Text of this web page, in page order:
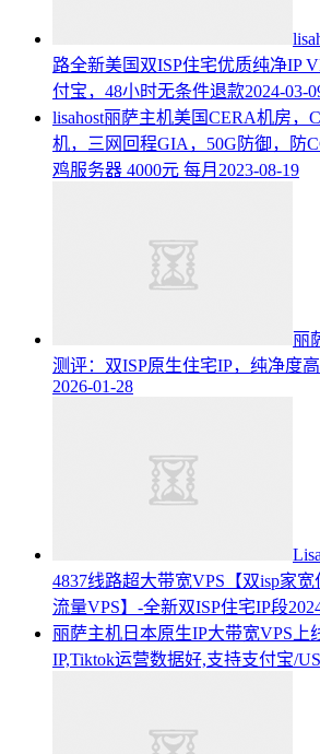
路全新美国双ISP住宅优质纯净IP
付宝，48小时无条件退款2024-03-
lisahost丽萨主机美国CERA机房，
机，三网回程GIA，50G防御，防
鸡服务器 4000元 每月 2023-08-19
丽
测评：双ISP原生住宅IP，纯净度
2026-01-28
4837线路超大带宽VPS【双isp家
流量VPS】-全新双ISP住宅IP段
丽萨主机日本原生IP大带宽VPS上
IP,Tiktok运营数据好,支持支付宝/